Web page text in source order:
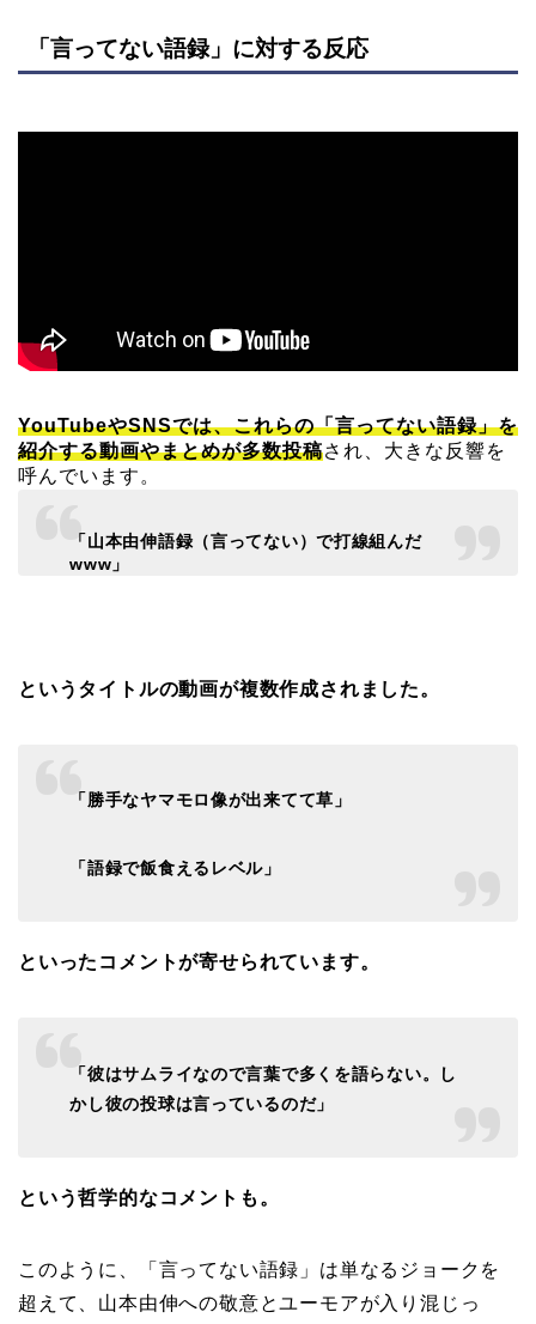
「言ってない語録」に対する反応
YouTubeやSNSでは、これらの「言ってない語録」を
紹介する動画やまとめが多数投稿され、大きな反響を
呼んでいます。
「山本由伸語録（言ってない）で打線組んだ
www」
というタイトルの動画が複数作成されました。
「勝手なヤマモロ像が出来てて草」
「語録で飯食えるレベル」
といったコメントが寄せられています。
「彼はサムライなので言葉で多くを語らない。し
かし彼の投球は言っているのだ」
という哲学的なコメントも。
このように、「言ってない語録」は単なるジョークを
超えて、山本由伸への敬意とユーモアが入り混じっ